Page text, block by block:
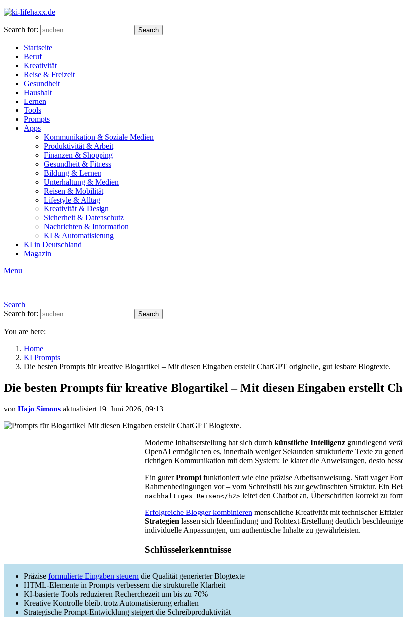
Search for: Search
Startseite
Beruf
Kreativität
Reise & Freizeit
Gesundheit
Haushalt
Lernen
Tools
Prompts
Apps
Kommunikation & Soziale Medien
Produktivität & Arbeit
Finanzen & Shopping
Gesundheit & Fitness
Bildung & Lernen
Unterhaltung & Medien
Reisen & Mobilität
Lifestyle & Alltag
Kreativität & Design
Sicherheit & Datenschutz
Nachrichten & Information
KI & Automatisierung
KI in Deutschland
Magazin
Menu
Search
Search for:
Search
You are here:
Home
KI Prompts
Die besten Prompts für kreative Blogartikel – Mit diesen Eingaben erstellt ChatGPT originelle, gut lesbare Blogtexte.
Die besten Prompts für kreative Blogartikel – Mit diesen Eingaben erstellt
von Hajo Simons aktualisiert 19. Juni 2026, 09:13
Moderne Inhaltserstellung hat sich durch künstliche Intelligenz grundlegend
OpenAI ermöglichen es, innerhalb weniger Sekunden strukturierte Texte zu
richtigen Kommunikation mit dem System: Je klarer die Anweisungen, desto
Ein guterPrompt funktioniert wie eine präzise Arbeitsanweisung. Statt vager
Rahmenbedingungen vor – vom Schreibstil bis zur gewünschten Struktur. Ein
nachhaltiges Reisen</h2> leitet den Chatbot an, Überschriften korrekt zu
Erfolgreiche Blogger kombinieren menschliche Kreativität mit technischer
Strategien lassen sich Ideenfindung und Rohtext-Erstellung deutlich
individuelle Anpassungen, um authentische Inhalte zu gewährleisten.
Schlüsselerkenntnisse
Präzise formulierte Eingaben steuern die Qualität generierter Blogtexte
HTML-Elemente in Prompts verbessern die strukturelle Klarheit
KI-basierte Tools reduzieren Recherchezeit um bis zu 70%
Kreative Kontrolle bleibt trotz Automatisierung erhalten
Strategische Prompt-Entwicklung steigert die Schreibproduktivität